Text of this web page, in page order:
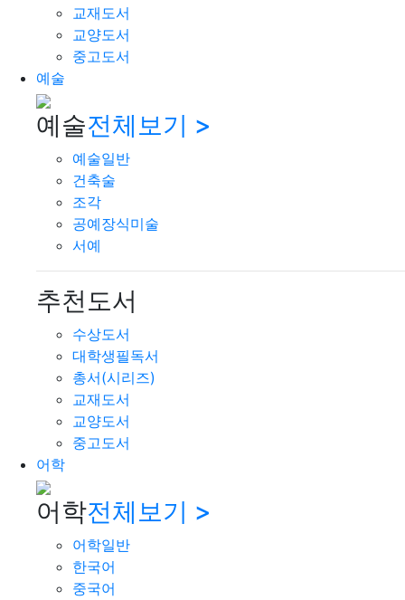
교재도서
교양도서
중고도서
예술
예술전체보기 >
예술일반
건축술
조각
공예장식미술
서예
추천도서
수상도서
대학생필독서
총서(시리즈)
교재도서
교양도서
중고도서
어학
어학전체보기 >
어학일반
한국어
중국어